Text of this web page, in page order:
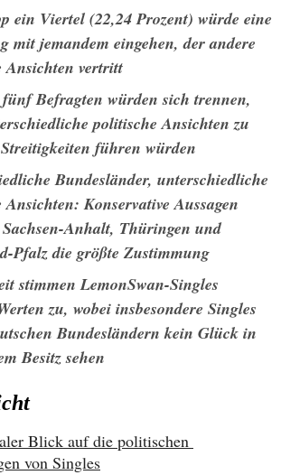
ein Viertel (22,24 Prozent) würde eine
mit jemandem eingehen, der andere
Ansichten vertritt
Befragten würden sich trennen,
politische Ansichten zu
führen würden
Bundesländer, unterschiedliche
Konservative Aussagen
Anhalt, Thüringen und
Pfalz die größte Zustimmung
stimmen LemonSwan-Singles
zu, wobei insbesondere Singles
Bundesländern kein Glück in
Besitz sehen
Blick auf die politischen
von Singles